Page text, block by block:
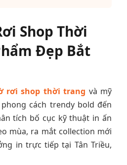
Shop Thời
Đẹp Bắt
rơi shop thời trang và mỹ
cách trendy bold đến
tích bố cục kỹ thuật in ấn
mùa, ra mắt collection mới
in trực tiếp tại Tân Triều,